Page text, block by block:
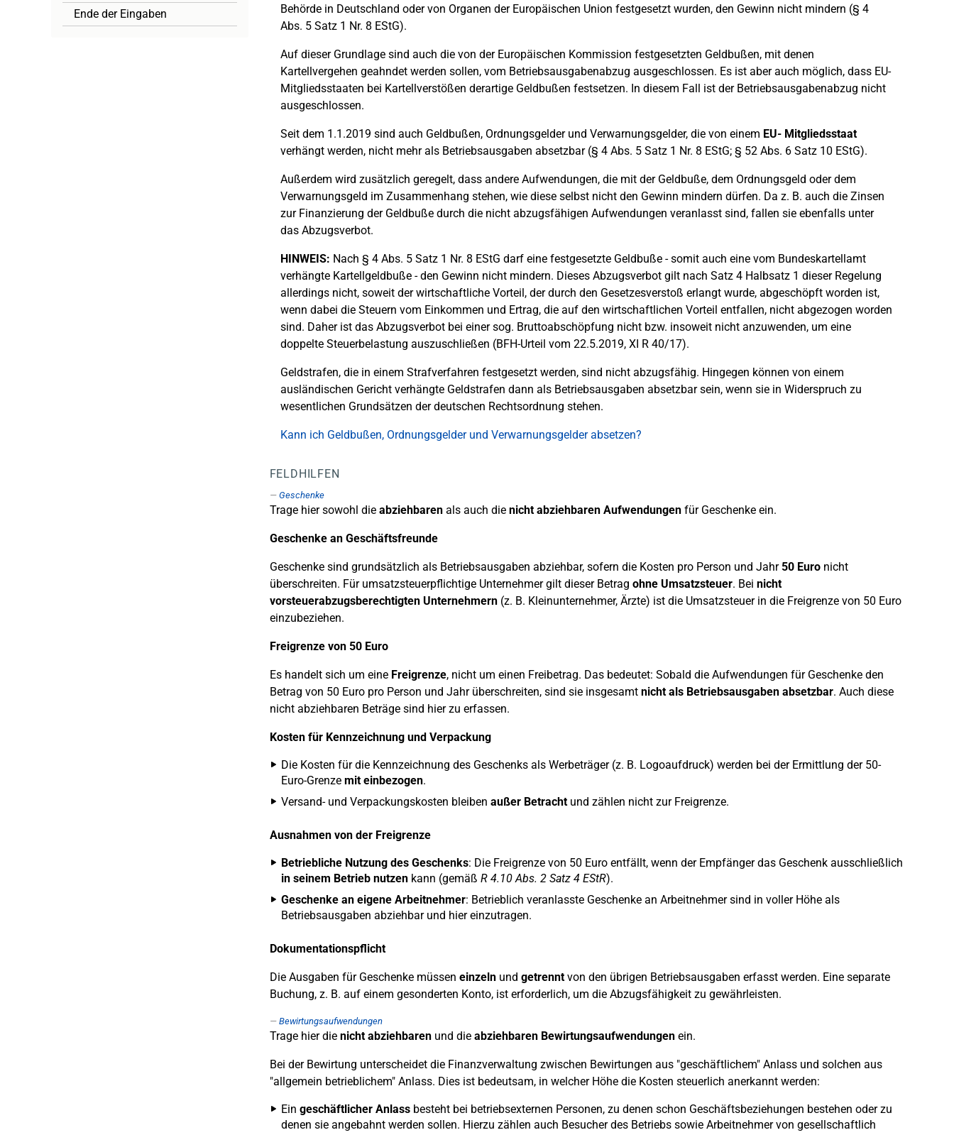
Behörde in Deutschland oder von Organen der Europäischen Union festgesetzt wurden, den Gewinn nicht mindern (§ 4
Abs. 5 Satz 1 Nr. 8 EStG).
Auf dieser Grundlage sind auch die von der Europäischen Kommission festgesetzten Geldbußen, mit denen
Kartellvergehen geahndet werden sollen, vom Betriebsausgabenabzug ausgeschlossen. Es ist aber auch möglich, dass EU-
Mitgliedsstaaten bei Kartellverstößen derartige Geldbußen festsetzen. In diesem Fall ist der Betriebsausgabenabzug nicht
ausgeschlossen.
Seit dem 1.1.2019 sind auch Geldbußen, Ordnungsgelder und Verwarnungsgelder, die von einem EU- Mitgliedsstaat
verhängt werden, nicht mehr als Betriebsausgaben absetzbar (§ 4 Abs. 5 Satz 1 Nr. 8 EStG; § 52 Abs. 6 Satz 10 EStG).
Außerdem wird zusätzlich geregelt, dass andere Aufwendungen, die mit der Geldbuße, dem Ordnungsgeld oder dem
Verwarnungsgeld im Zusammenhang stehen, wie diese selbst nicht den Gewinn mindern dürfen. Da z. B. auch die Zinsen
zur Finanzierung der Geldbuße durch die nicht abzugsfähigen Aufwendungen veranlasst sind, fallen sie ebenfalls unter
das Abzugsverbot.
HINWEIS: Nach § 4 Abs. 5 Satz 1 Nr. 8 EStG darf eine festgesetzte Geldbuße - somit auch eine vom Bundeskartellamt
verhängte Kartellgeldbuße - den Gewinn nicht mindern. Dieses Abzugsverbot gilt nach Satz 4 Halbsatz 1 dieser Regelung
allerdings nicht, soweit der wirtschaftliche Vorteil, der durch den Gesetzesverstoß erlangt wurde, abgeschöpft worden ist,
wenn dabei die Steuern vom Einkommen und Ertrag, die auf den wirtschaftlichen Vorteil entfallen, nicht abgezogen worden
sind. Daher ist das Abzugsverbot bei einer sog. Bruttoabschöpfung nicht bzw. insoweit nicht anzuwenden, um eine
doppelte Steuerbelastung auszuschließen (BFH-Urteil vom 22.5.2019, XI R 40/17).
Geldstrafen, die in einem Strafverfahren festgesetzt werden, sind nicht abzugsfähig. Hingegen können von einem
ausländischen Gericht verhängte Geldstrafen dann als Betriebsausgaben absetzbar sein, wenn sie in Widerspruch zu
wesentlichen Grundsätzen der deutschen Rechtsordnung stehen.
Kann ich Geldbußen, Ordnungsgelder und Verwarnungsgelder absetzen?
FELDHILFEN
Geschenke
Trage hier sowohl die abziehbarenals auch die nicht abziehbaren Aufwendungenfür Geschenke ein.
Geschenke an Geschäftsfreunde
Geschenke sind grundsätzlich als Betriebsausgaben abziehbar, sofern die Kosten pro Person und Jahr50 Euronicht
überschreiten. Für umsatzsteuerpflichtige Unternehmer gilt dieser Betrag ohne Umsatzsteuer. Bei nicht
vorsteuerabzugsberechtigten Unternehmern(z. B. Kleinunternehmer, Ärzte) ist die Umsatzsteuer in die Freigrenze von 50 Euro
einzubeziehen.
Freigrenze von 50 Euro
Es handelt sich um eine Freigrenze, nicht um einen Freibetrag. Das bedeutet: Sobald die Aufwendungen für Geschenke den
Betrag von 50 Euro pro Person und Jahr überschreiten, sind sie insgesamt nicht als Betriebsausgaben absetzbar. Auch diese
nicht abziehbaren Beträge sind hier zu erfassen.
Kosten für Kennzeichnung und Verpackung
Die Kosten für die Kennzeichnung des Geschenks als Werbeträger (z. B. Logoaufdruck) werden bei der Ermittlung der 50-
Euro-Grenze mit einbezogen.
Versand- und Verpackungskosten bleiben außer Betrachtund zählen nicht zur Freigrenze.
Ausnahmen von der Freigrenze
Betriebliche Nutzung des Geschenks: Die Freigrenze von 50 Euro entfällt, wenn der Empfänger das Geschenk ausschließlich
in seinem Betrieb nutzenkann (gemäß R 4.10 Abs. 2 Satz 4 EStR).
Geschenke an eigene Arbeitnehmer: Betrieblich veranlasste Geschenke an Arbeitnehmer sind in voller Höhe als
Betriebsausgaben abziehbar und hier einzutragen.
Dokumentationspflicht
Die Ausgaben für Geschenke müssen einzelnund getrenntvon den übrigen Betriebsausgaben erfasst werden. Eine separate
Buchung, z. B. auf einem gesonderten Konto, ist erforderlich, um die Abzugsfähigkeit zu gewährleisten.
Bewirtungsaufwendungen
Trage hier die nicht abziehbaren und dieabziehbaren Bewirtungsaufwendungenein.
Bei der Bewirtung unterscheidet die Finanzverwaltung zwischen Bewirtungen aus "geschäftlichem" Anlass und solchen aus
"allgemein betrieblichem" Anlass. Dies ist bedeutsam, in welcher Höhe die Kosten steuerlich anerkannt werden:
Ein geschäftlicher Anlassbesteht bei betriebsexternen Personen, zu denen schon Geschäftsbeziehungen bestehen oder zu
denen sie angebahnt werden sollen. Hierzu zählen auch Besucher des Betriebs sowie Arbeitnehmer von gesellschaftlich
Ende der Eingaben